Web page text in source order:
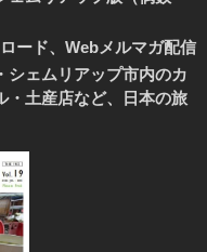
ード、Webメルマガ配信
シェムリアップ市内のカ
・土産店など、日本の旅